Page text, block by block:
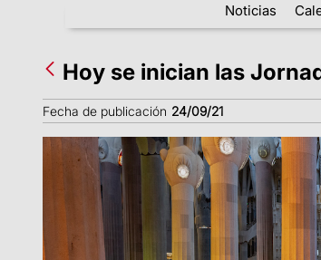
Noticias
Hoy se inician las
Fecha de publicación 24/09/21